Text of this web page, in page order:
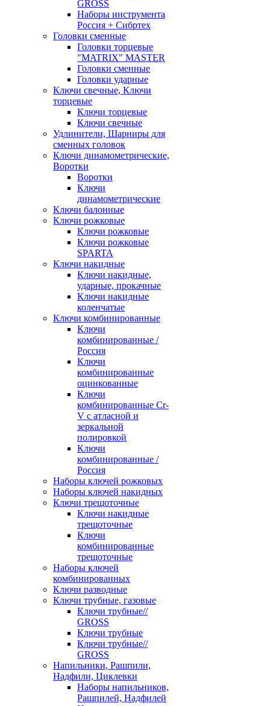
GROSS
Наборы инструмента
Россия + Сибртех
Головки сменные
Головки торцевые
"MATRIX" MASTER
Головки сменные
Головки ударные
Ключи свечные, Ключи
торцевые
Ключи торцевые
Ключи свечные
Удлинители, Шарниры для
сменных головок
Ключи динамометрические,
Воротки
Воротки
Ключи
динамометрические
Ключи балонные
Ключи рожковые
Ключи рожковые
Ключи рожковые
SPARTA
Ключи накидные
Ключи накидные,
ударные, прокачные
Ключи накидные
коленчатые
Ключи комбинированные
Ключи
комбинированные /
Россия
Ключи
комбинированные
оцинкованные
Ключи
комбинированные Cr-
V с атласной и
зеркальной
полировкой
Ключи
комбинированные /
Россия
Наборы ключей рожковых
Наборы ключей накидных
Ключи трещоточные
Ключи накидные
трещоточные
Ключи
комбинированные
трещоточные
Наборы ключей
комбинированных
Ключи разводные
Ключи трубные, газовые
Ключи трубные//
GROSS
Ключи трубные
Ключи трубные//
GROSS
Напильники, Рашпили,
Надфили, Циклевки
Наборы напильников,
Рашпилей, Надфилей